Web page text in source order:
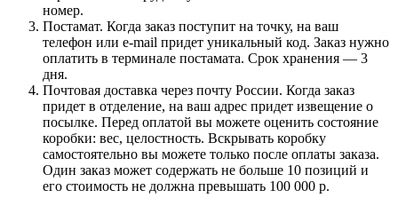
номер.
Постамат. Когда заказ поступит на точку, на ваш
телефон или e-mail придет уникальный код. Заказ нужно
оплатить в терминале постамата. Срок хранения — 3
дня.
Почтовая доставка через почту России. Когда заказ
придет в отделение, на ваш адрес придет извещение о
посылке. Перед оплатой вы можете оценить состояние
коробки: вес, целостность. Вскрывать коробку
самостоятельно вы можете только после оплаты заказа.
Один заказ может содержать не больше 10 позиций и
его стоимость не должна превышать 100 000 р.